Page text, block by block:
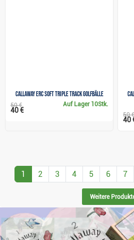
Callaway ERC Soft Triple Track Golfbälle
Auf Lager 10Stk.
50 €
40 €
50 €
40
1 2 3 4 5 6 7
Weitere